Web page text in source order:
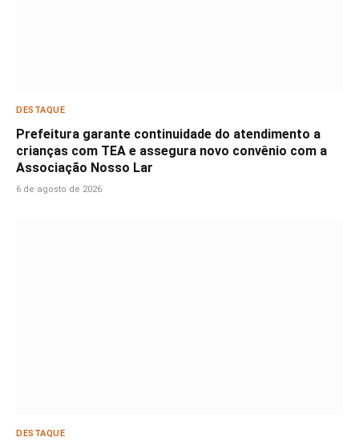
DESTAQUE
Prefeitura garante continuidade do atendimento a
crianças com TEA e assegura novo convênio com a
Associação Nosso Lar
6 de agosto de 2026
DESTAQUE